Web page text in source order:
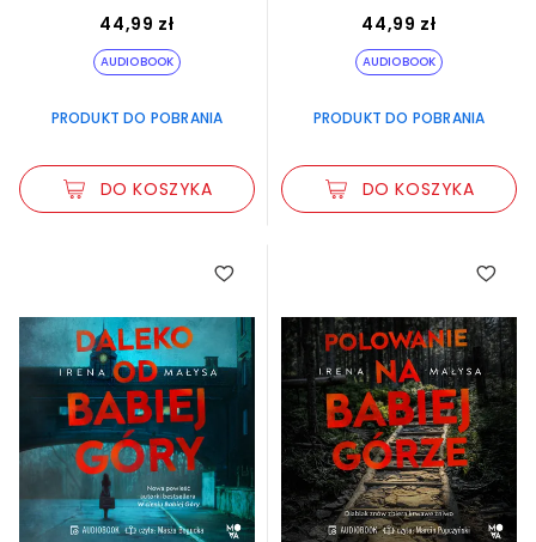
44,99 zł
AUDIOBOOK
PRODUKT DO POBRANIA
DO KOSZYKA
44,99 zł
AUDIOBOOK
PRODUKT DO POBRANIA
DO KOSZYKA